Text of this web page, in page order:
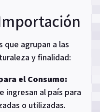
agrupan a las
y finalidad:
el Consumo:
ingresan al país para
o utilizadas.